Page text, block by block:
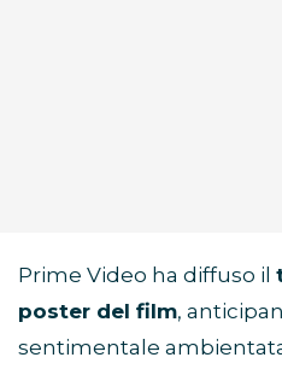
Prime Video ha diffuso il
poster del film,
sentimentale